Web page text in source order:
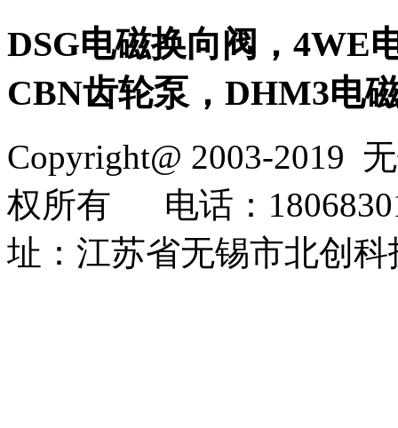
DSG电磁换向阀，4WE
CBN齿轮泵，DHM3电
Copyright@ 2003-2019
权所有 电话：
址：江苏省无锡市北创科